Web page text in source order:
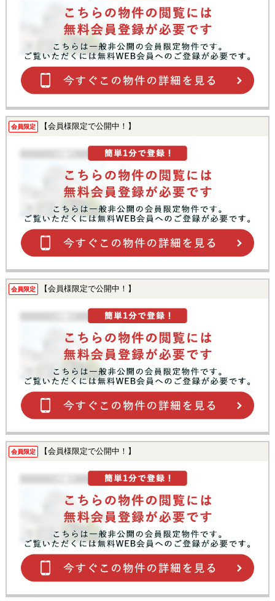
会員限定 【会員様限定で公開中！】
会員限定 【会員様限定で公開中！】
会員限定 【会員様限定で公開中！】